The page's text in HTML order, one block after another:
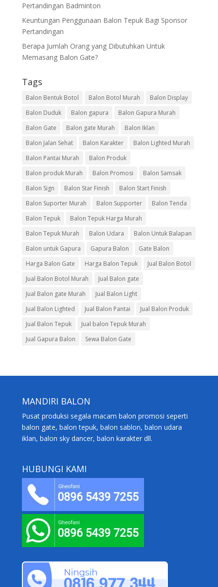
Pertandingan Badminton
Keuntungan Penggunaan Balon Tepuk Bagi Sponsor
Pertandingan
Berapa Jumlah Orang yang Dibutuhkan Untuk
Memasang Balon Gate?
Tags
Balon Bentuk Botol Balon Botol Murah
Balon Display
Balon Duduk
Balon gapura
Balon Gapura Murah
Balon Gate
Balon gate Murah
Balon Iklan
Balon Jalan Sehat
Balon Karakter
Balon Lighted Murah
Balon Pantai Murah
Balon Produk
Balon produk Murah
Balon Promosi
Balon Samsak
Balon Sign
Balon Star Finish
Balon Start Finish
Balon Suporter Murah
Balon Supporter
Balon Tenda
Balon Tepuk
Balon Tepuk Harga Murah
Balon Tepuk Murah
Balon Udara
Balon Untuk Balapan
Balon untuk Gapura
Gapura Balon
Gate Balon
Harga Balon Gate
Harga Balon Tepuk
Jual Balon Botol
Jual Balon Botol Murah
Jual Balon gate
Jual Balon gate Murah
Jual Balon Light
Jual Balon Lighted
Jual Balon Pantai
Jual Balon Produk
Jual Balon Tepuk
Jual balon Tepuk Murah
Jual Gapura Balon
Sewa Balon Gate
MANDIRI BALON
Pusat produksi segala macam balon promosi seperti
balon gate, balon tepuk, balon sablon, balon udara
iklan, balon sky dancer, balon karakter dll.
HUBUNGI KAMI